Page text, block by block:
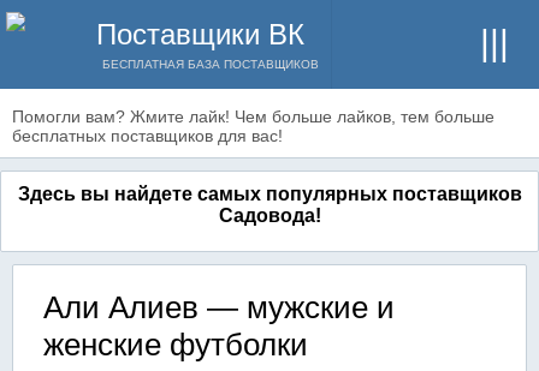
Поставщики ВК
БЕСПЛАТНАЯ БАЗА ПОСТАВЩИКОВ
Помогли вам? Жмите лайк! Чем больше лайков, тем больше
бесплатных поставщиков для вас!
Здесь вы найдете самых популярных поставщиков
Садовода!
Али Алиев — мужские и
женские футболки